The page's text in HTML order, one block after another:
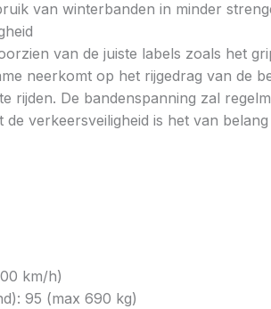
van winterbanden in minder
van de juiste labels zoals het
neerkomt op het rijgedrag van de
rijden. De bandenspanning zal
de verkeersveiligheid is het van
km/h)
95 (max 690 kg)